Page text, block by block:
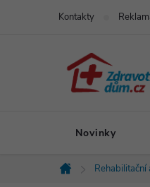
Kontakty
Novinky
Domů
Rehabilitační